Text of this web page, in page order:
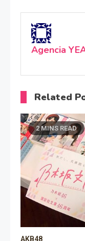
Agencia
Related
2 MINS READ
AKB48